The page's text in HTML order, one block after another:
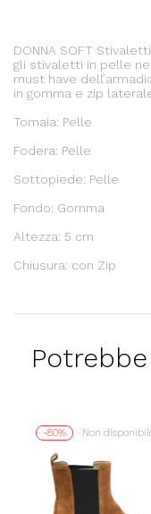
DONNA SOFT
gli stivaletti in pelle
must have
in gomma e zip
Tomaia: Pelle
Fodera: Pelle
Sottopiede: Pelle
Fondo: Gomma
Altezza: 5 cm
Chiusura: con Zip
-80% Non